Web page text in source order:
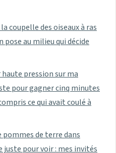
coupelle des oiseaux à ras
pose au milieu qui décide
pression sur ma
pour gagner cinq minutes
ce qui avait coulé à
pommes de terre dans
juste pour voir : mes invités